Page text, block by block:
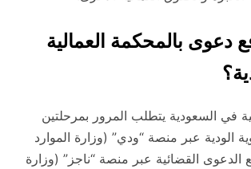
دعوى بالمحكمة العمالية
في السعودية يتطلب المرور بمرحلتين
الودية عبر منصة “ودي” (وزارة الموارد
الدعوى القضائية عبر منصة “ناجز” (وزارة